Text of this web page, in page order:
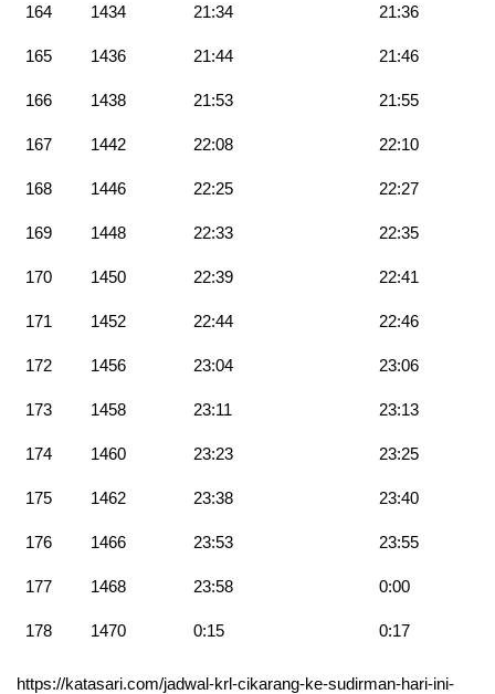
164 1434 21:34 21:36
165 1436 21:44 21:46
166 1438 21:53 21:55
167 1442 22:08 22:10
168 1446 22:25 22:27
169 1448 22:33 22:35
170 1450 22:39 22:41
171 1452 22:44 22:46
172 1456 23:04 23:06
173 1458 23:11 23:13
174 1460 23:23 23:25
175 1462 23:38 23:40
176 1466 23:53 23:55
177 1468 23:58 0:00
178 1470 0:15 0:17
https://katasari.com/jadwal-krl-cikarang-ke-sudirman-hari-ini-